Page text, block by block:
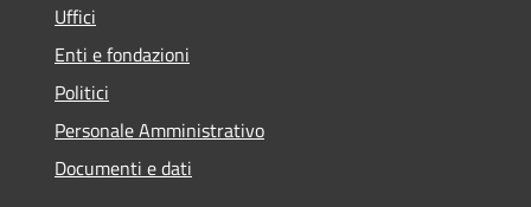
Uffici
Enti e fondazioni
Politici
Personale Amministrativo
Documenti e dati